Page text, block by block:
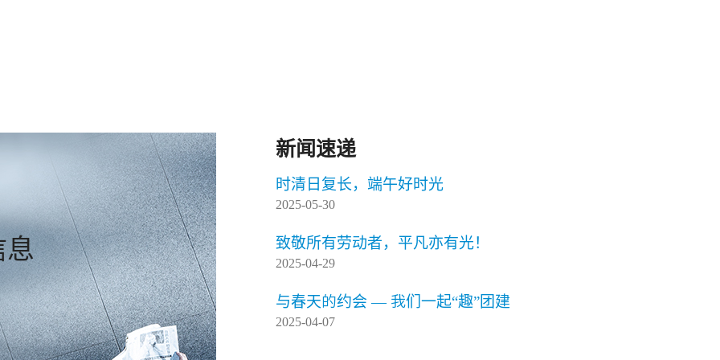
新闻速递
时清日复长，端午好时光
2025-05-30
致敬所有劳动者，平凡亦有光！
2025-04-29
与春天的约会 — 我们一起“趣”团建
2025-04-07